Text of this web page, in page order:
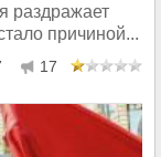
раздражает
причиной...
17